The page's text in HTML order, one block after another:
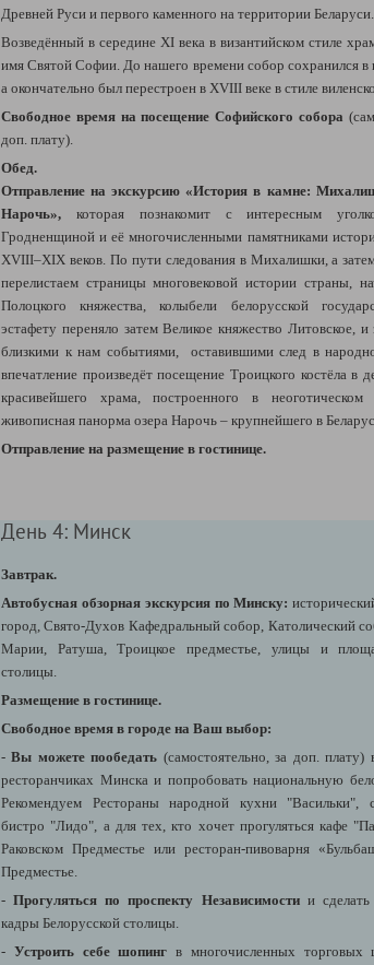
Древней Руси и первого каменного на территории Беларуси.
Возведённый в середине XI века в византийском стиле
имя Святой Софии. До нашего времени собор сохранился в
а окончательно был перестроен в XVIII веке в стиле
Свободное время на посещение Софийского собора
доп. плату).
Обед.
Отправление на экскурсию «История в камне:
Нарочь», которая познакомит с интересным
Гродненщиной и её многочисленными памятниками
ХVІІІ–ХІХ веков. По пути следования в Михалишки, а
перелистаем страницы многовековой истории страны,
Полоцкого княжества, колыбели белорусской
эстафету переняло затем Великое княжество Литовское, и
близкими к нам событиями, оставившими след в
впечатление произведёт посещение Троицкого костёла в
красивейшего храма, построенного в
живописная панорма озера Нарочь – крупнейшего в
Отправление на размещение в гостинице.
День 4: Минск
Завтрак.
Автобусная обзорная экскурсия по Минску:
город, Свято-Духов Кафедральный собор, Католический
Марии, Ратуша, Троицкое предместье, улицы и
столицы.
Размещение в гостинице.
Свободное время в городе на Ваш выбор:
-Вы можете пообедать (самостоятельно, за доп.
ресторанчиках Минска и попробовать национальную
Рекомендуем Рестораны народной кухни "Васильки",
бистро "Лидо", а для тех, кто хочет прогуляться кафе
Раковском Предместье или ресторан-пивоварня
Предместье.
-Прогуляться по проспекту Независимостии сделать
кадры Белорусской столицы.
- Устроить себе шопинг в многочисленных торговых